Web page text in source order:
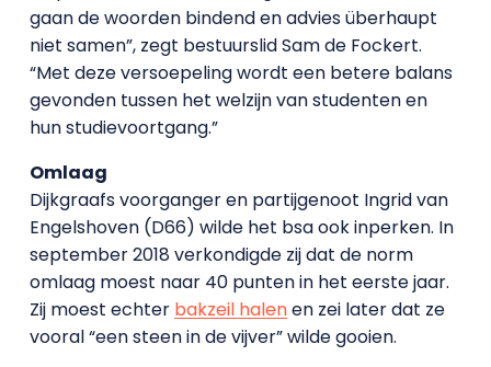
gaan de woorden bindend en advies überhaupt
niet samen”, zegt bestuurslid Sam de Fockert.
“Met deze versoepeling wordt een betere balans
gevonden tussen het welzijn van studenten en
hun studievoortgang.”
Omlaag
Dijkgraafs voorganger en partijgenoot Ingrid van
Engelshoven (D66) wilde het bsa ook inperken. In
september 2018 verkondigde zij dat de norm
omlaag moest naar 40 punten in het eerste jaar.
Zij moest echter bakzeil halenen zei later dat ze
vooral “een steen in de vijver” wilde gooien.